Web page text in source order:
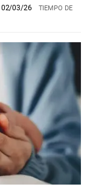
02/03/26
TIEMPO DE